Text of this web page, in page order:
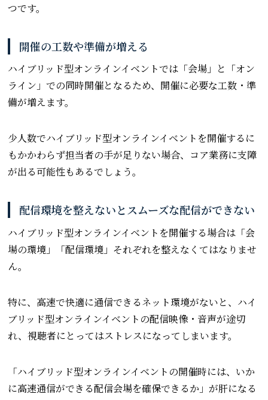
つです。
開催の工数や準備が増える
ハイブリッド型オンラインイベントでは「会場」と「オン
ライン」での同時開催となるため、開催に必要な工数・準
備が増えます。
少人数でハイブリッド型オンラインイベントを開催するに
もかかわらず担当者の手が足りない場合、コア業務に支障
が出る可能性もあるでしょう。
配信環境を整えないとスムーズな配信ができない
ハイブリッド型オンラインイベントを開催する場合は「会
場の環境」「配信環境」それぞれを整えなくてはなりませ
ん。
特に、高速で快適に通信できるネット環境がないと、ハイ
ブリッド型オンラインイベントの配信映像・音声が途切
れ、視聴者にとってはストレスになってしまいます。
「ハイブリッド型オンラインイベントの開催時には、いか
に高速通信ができる配信会場を確保できるか」が肝になる